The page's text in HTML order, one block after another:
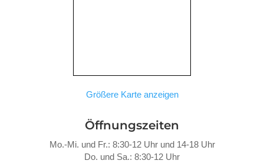
Größere Karte anzeigen
Öffnungszeiten
Mo.-Mi. und Fr.: 8:30-12 Uhr und 14-18 Uhr
Do. und Sa.: 8:30-12 Uhr